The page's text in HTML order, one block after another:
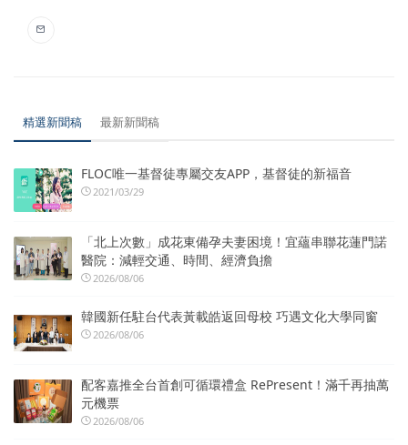
精選新聞稿 最新新聞稿
FLOC唯一基督徒專屬交友APP，基督徒的新福音
2021/03/29
「北上次數」成花東備孕夫妻困境！宜蘊串聯花蓮門諾
醫院：減輕交通、時間、經濟負擔
2026/08/06
韓國新任駐台代表黃載皓返回母校 巧遇文化大學同窗
2026/08/06
配客嘉推全台首創可循環禮盒 RePresent！滿千再抽萬
元機票
2026/08/06